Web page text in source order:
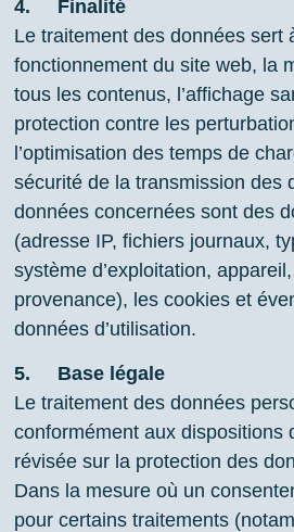
4.
Finalité
Le traitement des données sert
fonctionnement du site web, la
tous les contenus, l’affichage
protection contre les
l’optimisation des temps de
sécurité de la transmission des
données concernées sont des
(adresse IP, fichiers journaux,
système d’exploitation,
provenance), les cookies et
données d’utilisation.
5.
Base légale
Le traitement des données
conformément aux dispositions
révisée sur la protection des
Dans la mesure où un
pour certains traitements